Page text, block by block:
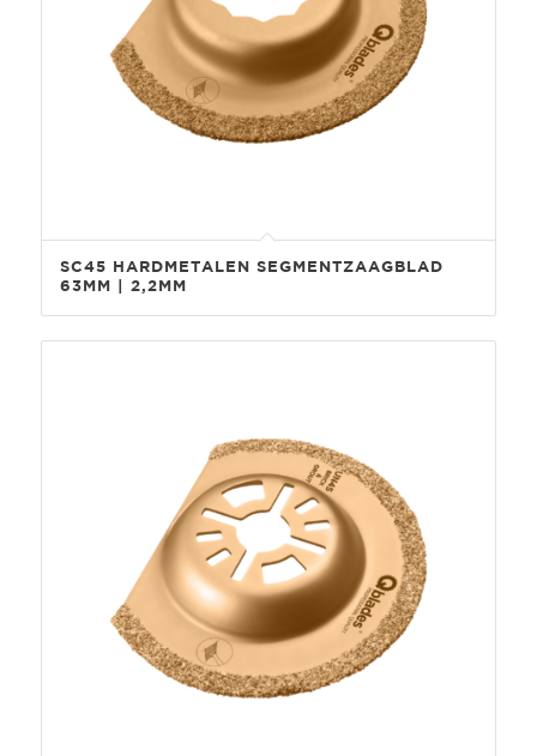
SC45 HARDMETALEN SEGMENTZAAGBLAD
63MM | 2,2MM